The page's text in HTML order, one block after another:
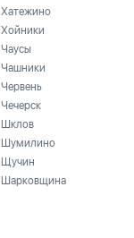
Хатежино
Хойники
Чаусы
Чашники
Червень
Чечерск
Шклов
Шумилино
Щучин
Шарковщина